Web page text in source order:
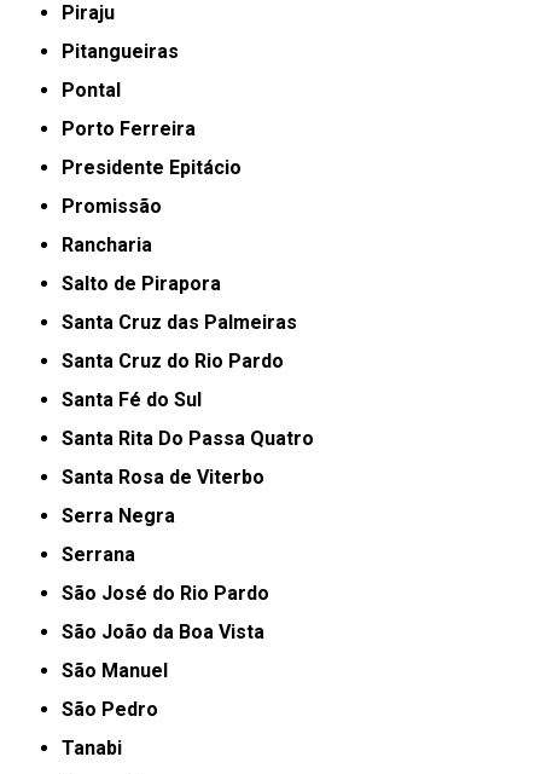
Piraju
Pitangueiras
Pontal
Porto Ferreira
Presidente Epitácio
Promissão
Rancharia
Salto de Pirapora
Santa Cruz das Palmeiras
Santa Cruz do Rio Pardo
Santa Fé do Sul
Santa Rita Do Passa Quatro
Santa Rosa de Viterbo
Serra Negra
Serrana
São José do Rio Pardo
São João da Boa Vista
São Manuel
São Pedro
Tanabi